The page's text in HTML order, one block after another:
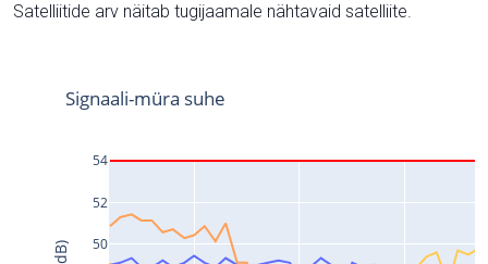
Satelliitide arv näitab tugijaamale nähtavaid satelliite.